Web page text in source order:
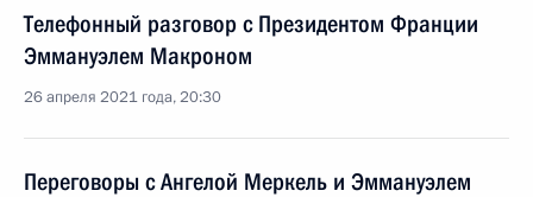
Телефонный разговор с Президентом Франции
Эммануэлем Макроном
26 апреля 2021 года, 20:30
Переговоры с Ангелой Меркель и Эммануэлем